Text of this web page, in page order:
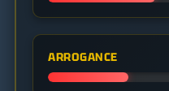
ARROGANCE